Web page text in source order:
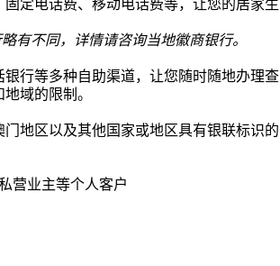
定电话费、移动电话费等，让您的居家生
有不同，详情请咨询当地徽商银行。
行等多种自助渠道，让您随时随地办理查
域的限制。
地区以及其他国家或地区具有银联标识的
营业主等个人客户